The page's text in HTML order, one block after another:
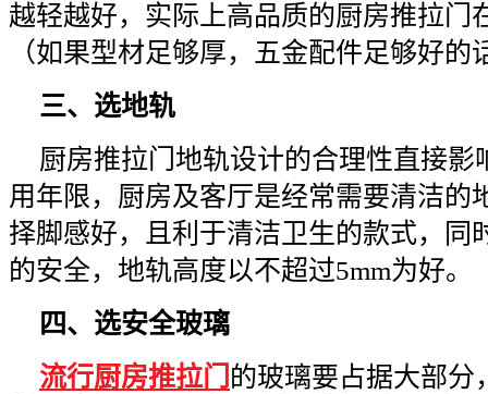
越轻越好，实际上高品质的厨房推拉门
（如果型材足够厚，五金配件足够好
三、选地轨
厨房推拉门地轨设计的合理性直接
用年限，厨房及客厅是经常需要清洁的
择脚感好，且利于清洁卫生的款式，同
的安全，地轨高度以不超过5mm为好。
四、选安全玻璃
流行厨房推拉门 的玻璃要占据大部分